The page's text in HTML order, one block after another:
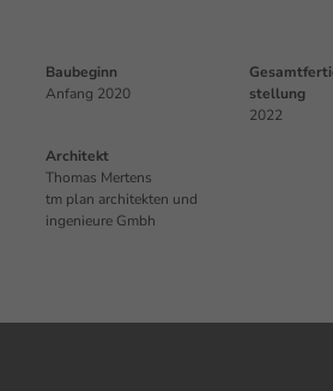
Baubeginn
Anfang 2020
stellung
2022
Architekt
Thomas Mertens
tm plan architekten und
ingenieure Gmbh